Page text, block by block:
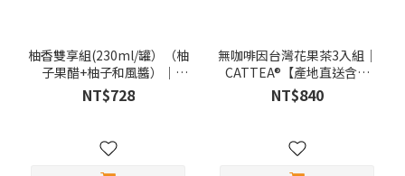
柚香雙享組(230ml/罐）（柚
子果醋+柚子和風醬）｜
5012柚意思【產地直送含運
組】
NT$728
無咖啡因台灣花果茶3入組｜
CATTEA®【產地直送含運
組】
NT$840